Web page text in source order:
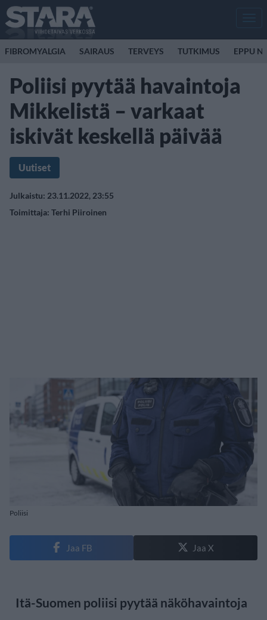
FIBROMYALGIA SAIRAUS TERVEYS TUTKIMUS EPPU
Poliisi pyytää havaintoja
Mikkelistä – varkaat
iskivät keskellä päivää
Uutiset
Julkaistu: 23.11.2022, 23:55
Toimittaja: Terhi Piiroinen
Poliisi
Jaa FB Jaa X
Itä-Suomen poliisi pyytää näköhavaintoja